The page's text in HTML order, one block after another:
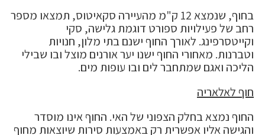
בחוף, שנמצא 12 ק"מ מהעיירה סקאיטוס, תמצאו מספר
רחב של פעילויות ספורט דוגמת גלישה, סקי
וקייטסרפינג. לאורך החוף ישנם בתי מלון, חנויות
וטברנות. מאחורי החוף ישנו יער אורנים מוצל ובו שבילי
הליכה ואגם שמתחבר לים ובו עופות מים.
חוף לאלאריה
החוף נמצא בחלק הצפוני של האי. החוף אינו מוסדר
והגישה אליו אפשרית רק באמצעות סירות שיוצאות מחוף